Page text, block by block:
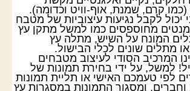
קרם, שמנת, אוף-וויט וכדומה).
יכול לקבל נגיעות עיצוביות של מטבח
מחוספסים כמו למשל מתקן עץ
המונח על השיש, מתלה עץ
מתלים שונים לכלי הבישול.
המרכיב הסודי לעיצוב מטבחים
למשל, על ידי בחירת תמונות של
לפי טעמכם האישי או תליית תמונות
ומסגור התמונות במסגרות עץ